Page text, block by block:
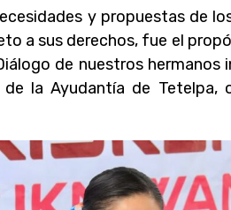
y propuestas de
a sus derechos, fue el
de nuestros
la Ayudantía de Tetelpa,